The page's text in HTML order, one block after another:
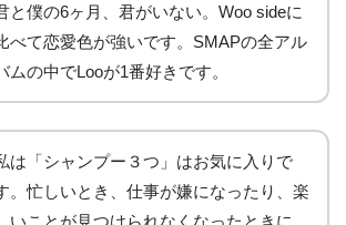
と僕の6ヶ月、君がいない。Woo sideに
べて恋愛色が強いです。SMAPの全アル
ムの中でLooが1番好きです。
は「シャンプー３つ」はお気に入りで
。忙しいとき、仕事が嫌になったり、楽
いことが見つけられなくなったときに、